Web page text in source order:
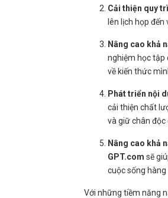
Cải thiện quy
lên lịch họp
Nâng cao khả
nghiệm học tập
về kiến thức
Phát triển nội
cải thiện chất
và giữ chân độc
Nâng cao khả
GPT.com sẽ
cuộc sống hàng
Với những tiềm năng